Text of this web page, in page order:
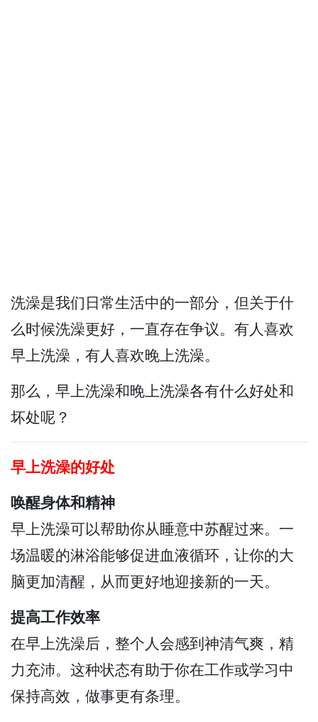
洗澡是我们日常生活中的一部分，但关于什
么时候洗澡更好，一直存在争议。有人喜欢
早上洗澡，有人喜欢晚上洗澡。
那么，早上洗澡和晚上洗澡各有什么好处和
坏处呢？
早上洗澡的好处
唤醒身体和精神
早上洗澡可以帮助你从睡意中苏醒过来。一
场温暖的淋浴能够促进血液循环，让你的大
脑更加清醒，从而更好地迎接新的一天。
提高工作效率
在早上洗澡后，整个人会感到神清气爽，精
力充沛。这种状态有助于你在工作或学习中
保持高效，做事更有条理。